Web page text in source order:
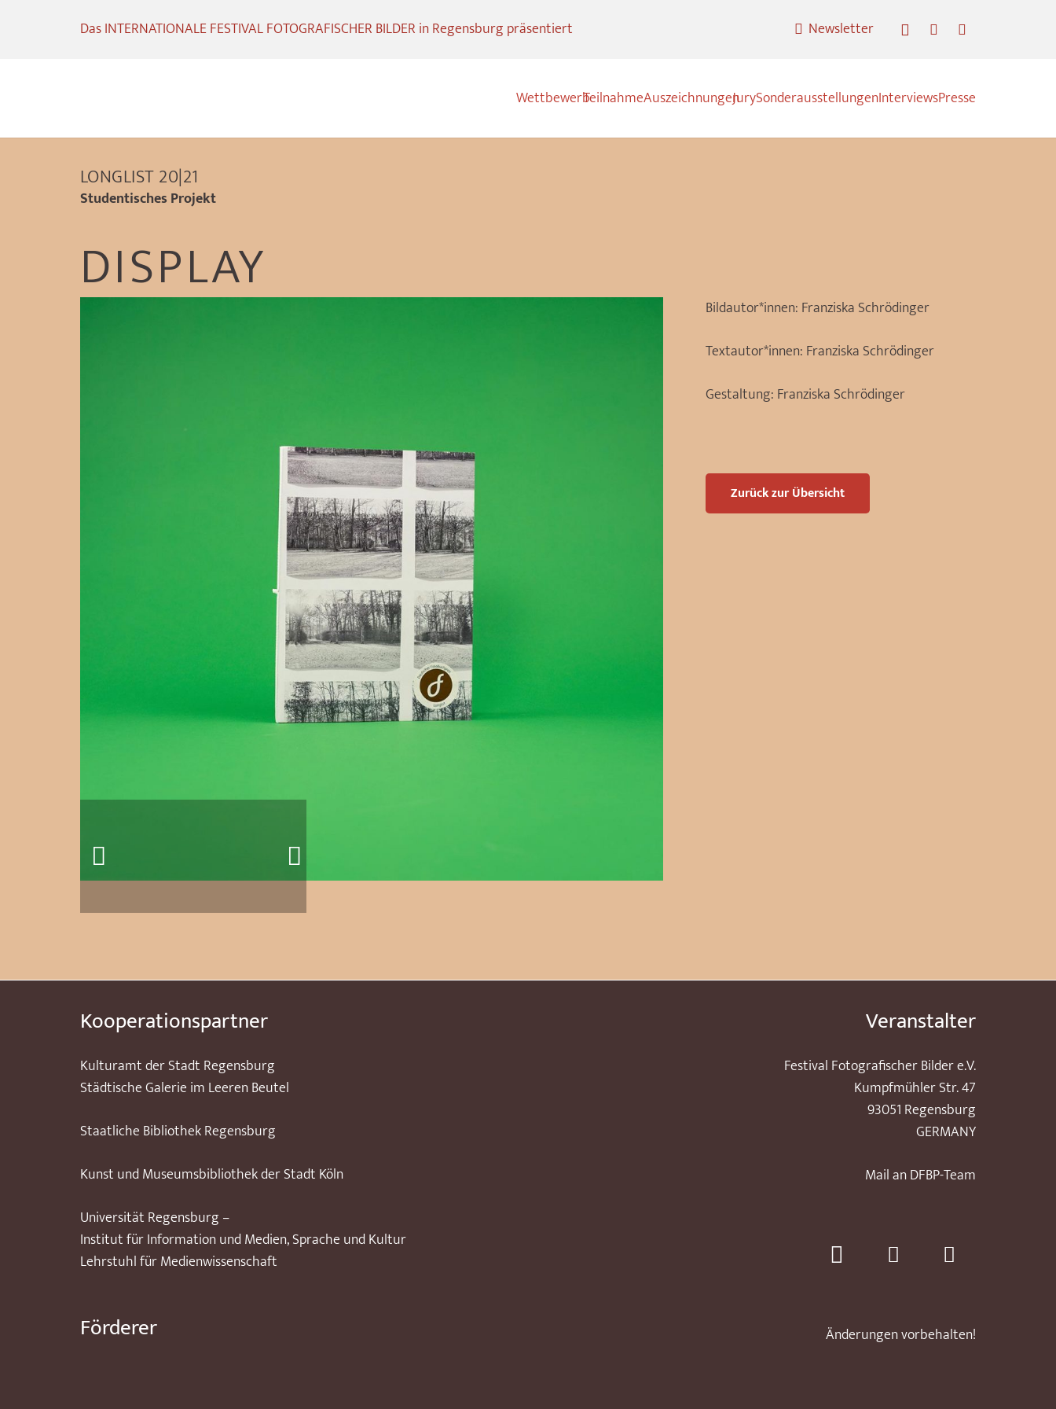
Das INTERNATIONALE FESTIVAL FOTOGRAFISCHER BILDER in Regensburg präsentiert Newsletter
WettbewerbTeilnahmeAuszeichnungenJurySonderausstellungenInterviewsPresse
LONGLIST 20|21
Studentisches Projekt
DISPLAY Bildautor*innen: Franziska Schrödinger
Textautor*innen: Franziska Schrödinger
Gestaltung: Franziska Schrödinger
Zurück zur Übersicht
Kooperationspartner
Kulturamt der Stadt Regensburg
Städtische Galerie im Leeren Beutel
Staatliche Bibliothek Regensburg
Kunst und Museumsbibliothek der Stadt Köln
Universität Regensburg –
Institut für Information und Medien, Sprache und Kultur
Lehrstuhl für Medienwissenschaft
Förderer
Veranstalter
Festival Fotografischer Bilder e.V.
Kumpfmühler Str. 47
93051 Regensburg
GERMANY
Mail an DFBP-Team
Änderungen vorbehalten!